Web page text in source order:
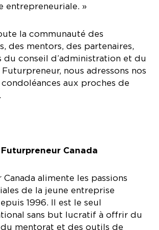
entrepreneuriale. »
la communauté des
des mentors, des partenaires,
du conseil d’administration et du
nous adressons nos
aux proches de
Canada
alimente les passions
de la jeune entreprise
1996. Il est le seul
sans but lucratif à offrir du
mentorat et des outils de